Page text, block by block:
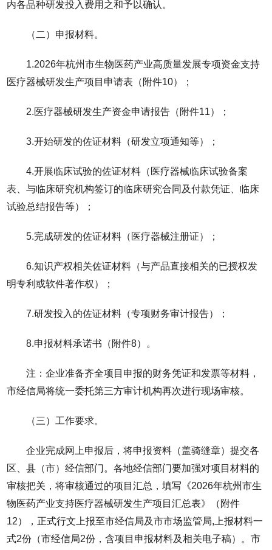
内各品种研发投入费用之和予以确认。
（二）申报材料。
1.2026年杭州市生物医药产业高质量发展专项资金支持
医疗器械研发生产项目申请表（附件10）；
2.医疗器械研发生产资金申请报告（附件11）；
3.开始研发的佐证材料（研发立项通知等）；
4.开展临床试验的佐证材料（医疗器械临床试验备案
表、与临床研究机构签订的临床研究合同及付款凭证、临床
试验总结报告等）；
5.完成研发的佐证材料（医疗器械注册证）；
6.知识产权相关佐证材料（与产品直接相关的已授权发
明专利或软件著作权）；
7.研发投入的佐证材料（专项财务审计报告）；
8.申报材料承诺书（附件8）。
注：企业准备齐全项目申报的财务凭证和发票等材料，
市经信局将统一委托第三方审计机构再次进行现场审核。
（三）工作要求。
企业完成网上申报后，将申报资料（盖骑缝章）提交各
区、县（市）经信部门。各地经信部门要加强对项目材料的
审核把关，将审核通过的项目汇总，填写《2026年杭州市生
物医药产业支持医疗器械研发生产项目汇总表》（附件
12），正式行文上报至市经信局及市市场监管局,上报材料一
式2份（市经信局2份，含项目申报材料及相关电子稿）。市